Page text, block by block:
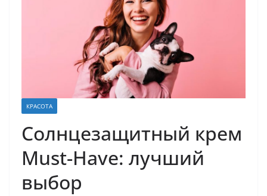
КРАСОТА
Солнцезащитный крем
Must-Have: лучший
выбор